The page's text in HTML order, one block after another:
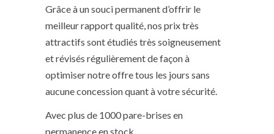
Grâce à un souci permanent d’offrir le
meilleur rapport qualité, nos prix très
attractifs sont étudiés très soigneusement
et révisés régulièrement de façon à
optimiser notre offre tous les jours sans
aucune concession quant à votre sécurité.
Avec plus de 1000 pare-brises en
permanence en stock.